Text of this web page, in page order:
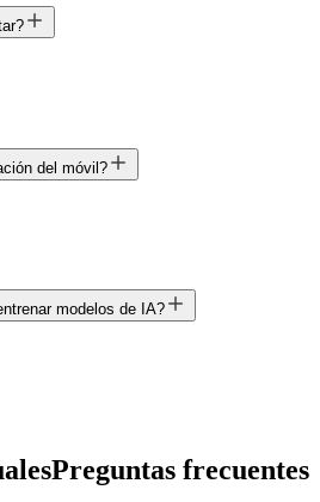
del móvil?
modelos de IA?
Preguntas frecuentes